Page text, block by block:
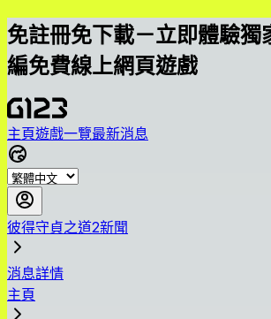
免註冊免下載－立即體驗獨
編免費線上網頁遊戲
主頁遊戲一覽最新消息
彼得守貞之道2新聞
消息詳情
主頁